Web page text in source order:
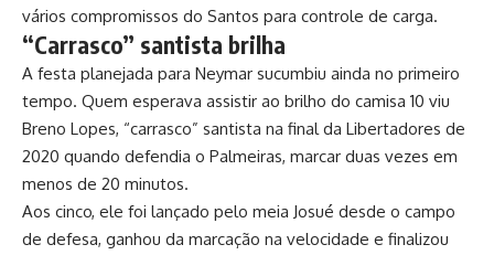
vários compromissos do Santos para controle de carga.
“Carrasco” santista brilha
A festa planejada para Neymar sucumbiu ainda no primeiro
tempo. Quem esperava assistir ao brilho do camisa 10 viu
Breno Lopes, “carrasco” santista na final da Libertadores de
2020 quando defendia o Palmeiras, marcar duas vezes em
menos de 20 minutos.
Aos cinco, ele foi lançado pelo meia Josué desde o campo
de defesa, ganhou da marcação na velocidade e finalizou